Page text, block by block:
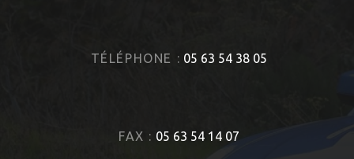
TÉLÉPHONE : 05 63 54 38 05
FAX : 05 63 54 14 07